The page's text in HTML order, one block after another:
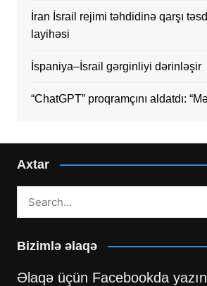
İran İsrail rejimi təhdidinə qarşı
layihəsi
İspaniya–İsrail gərginliyi dərinləşir
“ChatGPT” proqramçını aldatdı:
Axtar
Bizimlə əlaqə
Əlaqə üçün Facebookda yazın